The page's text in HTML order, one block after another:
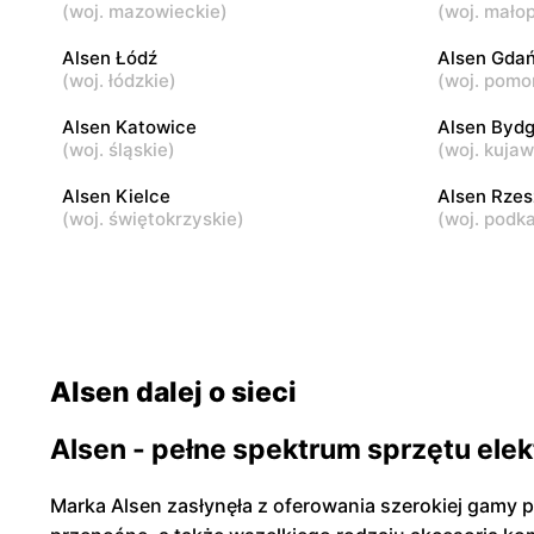
Mińsk Mazowiecki, ul. Józefa
Piłsudskiego 33C
Sobienie-
Alsen Alsen
(woj. mazowieckie)
(woj.
Alsen Łódź
(woj. łódzkie)
Alsen
(woj.
Alsen Katowice
(woj. śląskie)
Alsen
(woj.
Alsen Kielce
(woj. świętokrzyskie)
Alsen
(woj.
Alsen dalej o sieci
Alsen - pełne spektrum sprzętu
Marka Alsen zasłynęła z oferowania szerokiej